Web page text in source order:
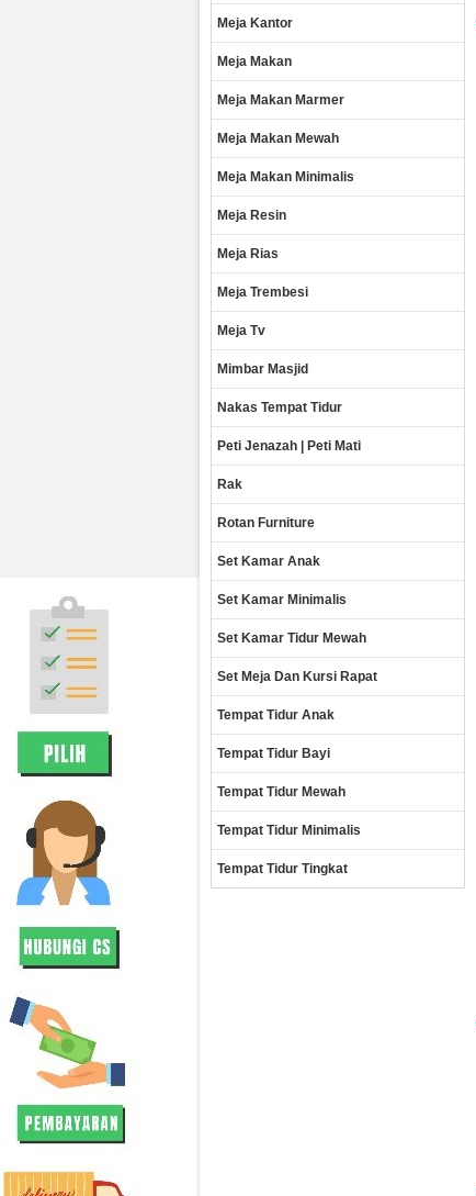
Meja Kantor
Meja Makan
Meja Makan Marmer
Meja Makan Mewah
Meja Makan Minimalis
Meja Resin
Meja Rias
Meja Trembesi
Meja Tv
Mimbar Masjid
Nakas Tempat Tidur
Peti Jenazah | Peti Mati
Rak
Rotan Furniture
Set Kamar Anak
Set Kamar Minimalis
Set Kamar Tidur Mewah
Set Meja Dan Kursi Rapat
Tempat Tidur Anak
Tempat Tidur Bayi
Tempat Tidur Mewah
Tempat Tidur Minimalis
Tempat Tidur Tingkat